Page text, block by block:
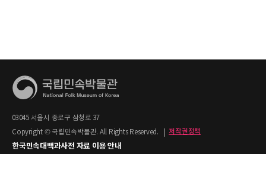
03045 서울시 종로구 삼청로 37
Copyright © 국립민속박물관. All Rights Reserved.
저작권정책
한국민속대백과사전 자료 이용 안내